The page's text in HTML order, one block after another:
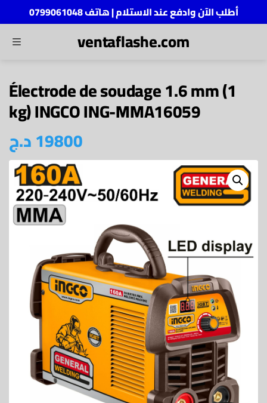
أطلب الآن وادفع عند الاستلام | هاتف 0799061048
MENU ventaflashe.com
Électrode de soudage 1.6 mm (1
kg) INGCO ING-MMA16059
19800د.ج